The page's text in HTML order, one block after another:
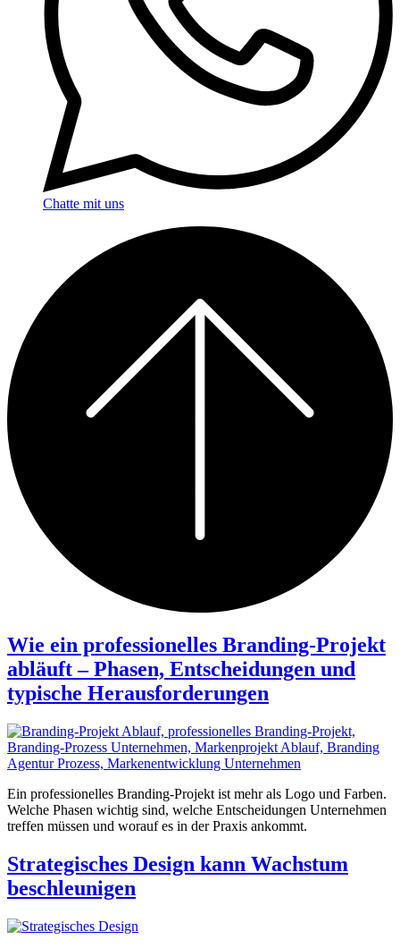
Chatte mit uns
Wie ein professionelles Branding-Projekt
abläuft – Phasen, Entscheidungen und
typische Herausforderungen
Ein professionelles Branding-Projekt ist mehr als Logo und Farben.
Welche Phasen wichtig sind, welche Entscheidungen Unternehmen
treffen müssen und worauf es in der Praxis ankommt.
Strategisches Design kann Wachstum
beschleunigen